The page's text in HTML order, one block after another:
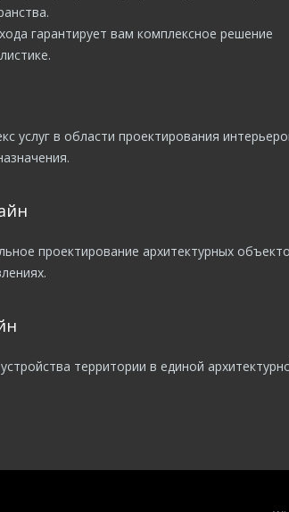
гарантирует вам комплексное решение
услуг в области проектирования
проектирование архитектурных
территории в единой